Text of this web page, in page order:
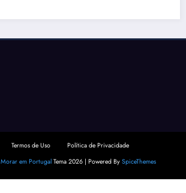
Termos de Uso
Política de Privacidade
Morar em PortugalTema 2026 | Powered By SpiceThemes